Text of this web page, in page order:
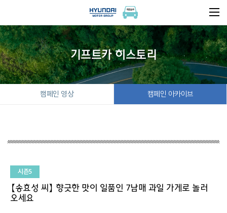
기프트카 히스토리
캠페인 영상 캠페인 아카이브
시즌5
【송효성 씨】 향긋한 맛이 일품인 7남매 과일 가게로 놀러
오세요